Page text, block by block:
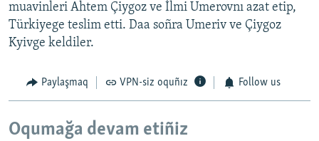
muavinleri Ahtem Çiygoz ve İlmi Umerovnı azat etip,
Türkiyege teslim etti. Daa soñra Umeriv ve Çiygoz
Kyivge keldiler.
Paylaşmaq VPN-siz oquñız Follow us
Oqumağa devam etiñiz